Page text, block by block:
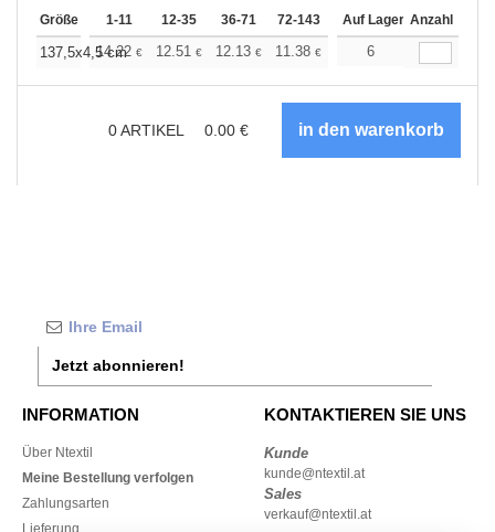
Größe 1-11 12-35 36-71 72-143 144-287 288 +
Auf Lager Anzahl
137,5x4,5 cm
14.22 € 12.51 € 12.13 € 11.38 € 10.81
6
0ARTIKEL 0.00 €
Jetzt abonnieren!
INFORMATION
Über Ntextil
Meine Bestellung verfolgen
Zahlungsarten
KONTAKTIEREN SIE UNS
Kunde
kunde@ntextil.at
Sales
verkauf@ntextil.at